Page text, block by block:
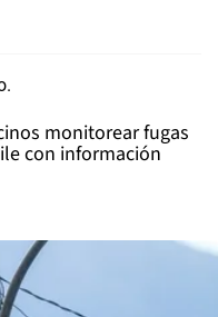
monitorear fugas
con información